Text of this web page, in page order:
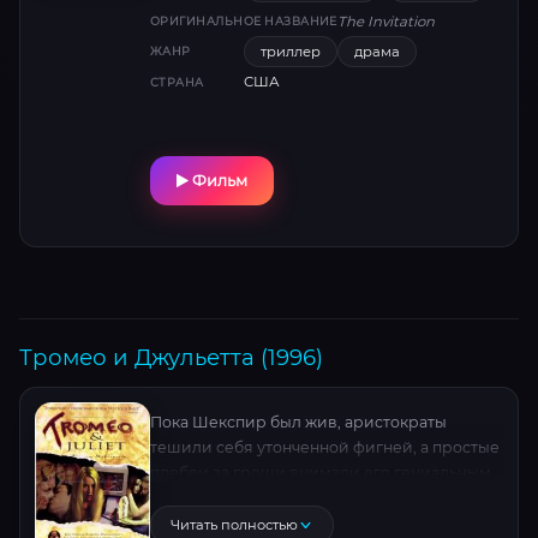
взгляд — загадка, а тишина звенит громче
ОРИГИНАЛЬНОЕ НАЗВАНИЕ The Invitation
ЖАНР триллер драма
СТРАНА США
Фильм
Тромео и Джульетта (1996)
Пока Шекспир был жив, аристократы
тешили себя утонченной фигней, а простые
не прекращаются уже 400 лет — гениальное
Читать полностью